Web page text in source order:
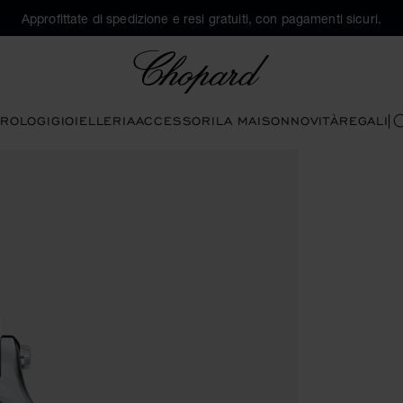
Approfittate di spedizione e resi gratuiti, con pagamenti sicuri.
GIOIELLERIAACCESSORILA MAISONNOVITÀREGALI